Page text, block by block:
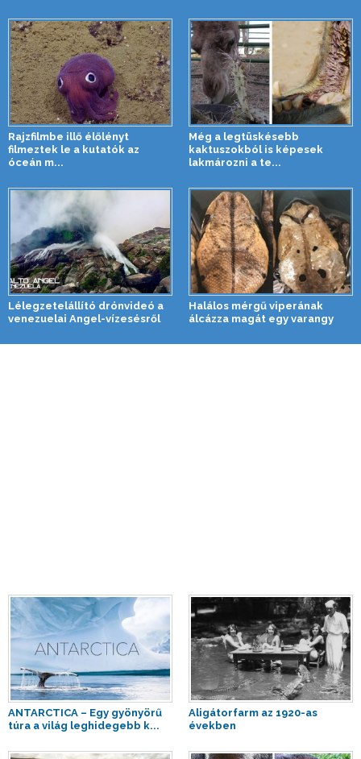
Rajzfilmbe illő élőlényt
filmeztek le a kutatók az
óceán m...
Még a legtüskésebb
kaktuszokból is képesek
lakmározni a te...
Lélegzetelállító drónvideó a
venezuelai Angel-vízesésről
Halálos mérgű viperának
álcázza magát egy varangy
ANTARCTICA – Egy gyönyörű
túra a világ leghidegebb k...
Aligátorfarm az 1920-as
években